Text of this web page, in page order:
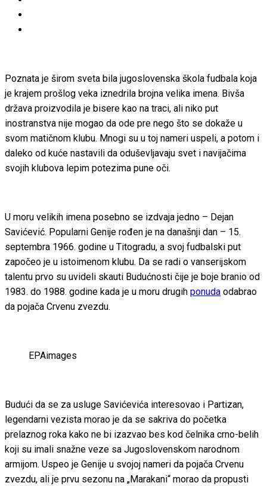
Poznata je širom sveta bila jugoslovenska škola fudbala koja
je krajem prošlog veka iznedrila brojna velika imena. Bivša
država proizvodila je bisere kao na traci, ali niko put
inostranstva nije mogao da ode pre nego što se dokaže u
svom matičnom klubu. Mnogi su u toj nameri uspeli, a potom i
daleko od kuće nastavili da oduševljavaju svet i navijačima
svojih klubova lepim potezima pune oči.
U moru velikih imena posebno se izdvaja jedno – Dejan
Savićević. Popularni Genije rođen je na današnji dan – 15.
septembra 1966. godine u Titogradu, a svoj fudbalski put
započeo je u istoimenom klubu. Da se radi o vanserijskom
talentu prvo su uvideli skauti Budućnosti čije je boje branio od
1983. do 1988. godine kada je u moru drugih ponuda odabrao
da pojača Crvenu zvezdu.
EPAimages
Budući da se za usluge Savićevića interesovao i Partizan,
legendarni vezista morao je da se sakriva do početka
prelaznog roka kako ne bi izazvao bes kod čelnika crno-belih
koji su imali snažne veze sa Jugoslovenskom narodnom
armijom. Uspeo je Genije u svojoj nameri da pojača Crvenu
zvezdu, ali je prvu sezonu na „Marakani“ morao da propusti